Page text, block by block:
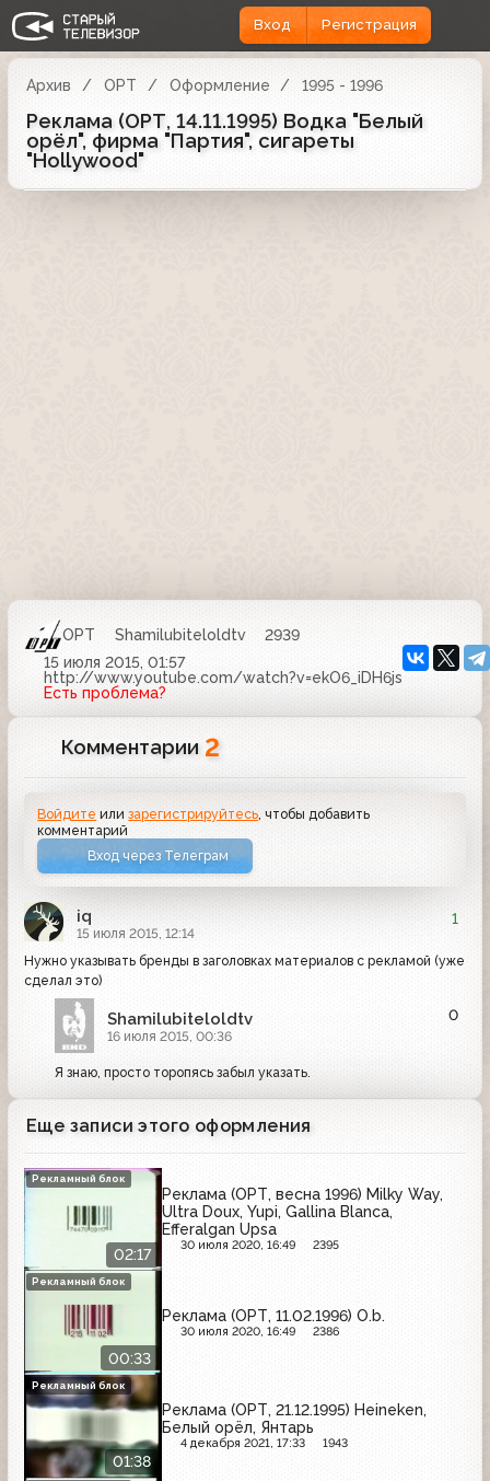
Вход Регистрация
Архив ОРТ Оформление 1995 - 1996
Реклама (ОРТ, 14.11.1995) Водка "Белый
орёл", фирма "Партия", сигареты
"Hollywood"
ОРТ Shamilubiteloldtv
2939
15 июля 2015, 01:57
http://www.youtube.com/watch?v=ekO6_iDH6js
Есть проблема?
Комментарии 2
Войдите илизарегистрируйтесь , чтобы добавить
комментарий
Вход через Телеграм
iq
15 июля 2015, 12:14
1
Нужно указывать бренды в заголовках материалов с рекламой (уже
сделал это)
Shamilubiteloldtv
16 июля 2015, 00:36
0
Я знаю, просто торопясь забыл указать.
Еще записи этого оформления
02:17
Реклама (ОРТ, весна 1996) Milky Way,
Ultra Doux, Yupi, Gallina Blanca,
Efferalgan Upsa
30 июля 2020, 16:49 2395
Рекламный блок
00:33
Реклама (ОРТ, 11.02.1996) O.b.
30 июля 2020, 16:49 2386
Рекламный блок
01:38
Реклама (ОРТ, 21.12.1995) Heineken,
Белый орёл, Янтарь
4 декабря 2021, 17:33 1943
Рекламный блок